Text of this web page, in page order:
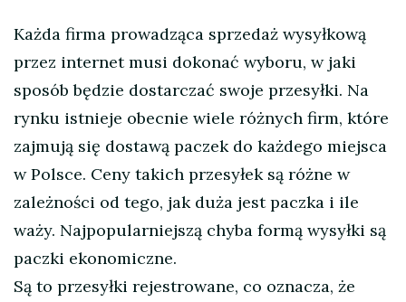
Każda firma prowadząca sprzedaż wysyłkową
przez internet musi dokonać wyboru, w jaki
sposób będzie dostarczać swoje przesyłki. Na
rynku istnieje obecnie wiele różnych firm, które
zajmują się dostawą paczek do każdego miejsca
w Polsce. Ceny takich przesyłek są różne w
zależności od tego, jak duża jest paczka i ile
waży. Najpopularniejszą chyba formą wysyłki są
paczki ekonomiczne.
Są to przesyłki rejestrowane, co oznacza, że